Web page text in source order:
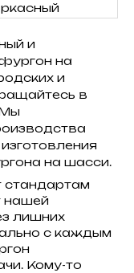
и
на
и
в
на шасси.
стандартам
нашей
лишних
с каждым
Кому-то